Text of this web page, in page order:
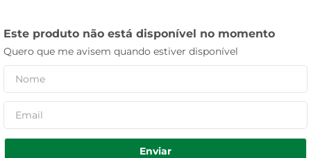
Este produto não está disponível no momento
Quero que me avisem quando estiver disponível
Enviar